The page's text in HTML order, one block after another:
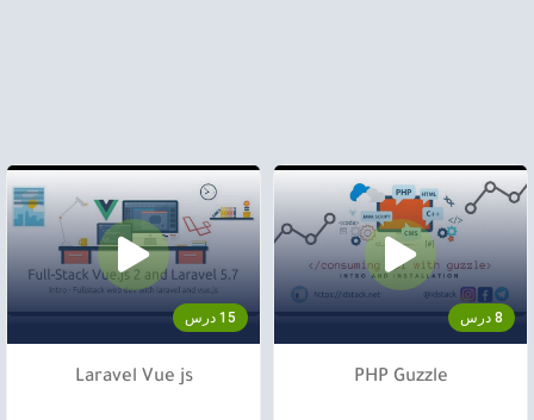
8 درس
PHP Guzzle
15 درس
Laravel Vue js